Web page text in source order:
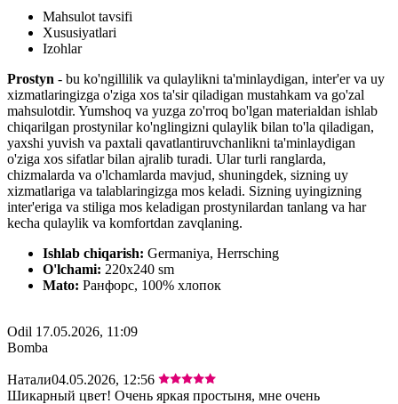
Mahsulot tavsifi
Xususiyatlari
Izohlar
Prostyn - bu ko'ngillilik va qulaylikni ta'minlaydigan, inter'er va uy
xizmatlaringizga o'ziga xos ta'sir qiladigan mustahkam va go'zal
mahsulotdir. Yumshoq va yuzga zo'rroq bo'lgan materialdan ishlab
chiqarilgan prostynilar ko'nglingizni qulaylik bilan to'la qiladigan,
yaxshi yuvish va paxtali qavatlantiruvchanlikni ta'minlaydigan
o'ziga xos sifatlar bilan ajralib turadi. Ular turli ranglarda,
chizmalarda va o'lchamlarda mavjud, shuningdek, sizning uy
xizmatlariga va talablaringizga mos keladi. Sizning uyingizning
inter'eriga va stiliga mos keladigan prostynilardan tanlang va har
kecha qulaylik va komfortdan zavqlaning.
Ishlab chiqarish: Germaniya, Herrsching
O'lchami: 220х240 sm
Mato: Ранфорс, 100% хлопок
Odil 17.05.2026, 11:09
Bomba
Натали04.05.2026, 12:56
Шикарный цвет! Очень яркая простыня, мне очень